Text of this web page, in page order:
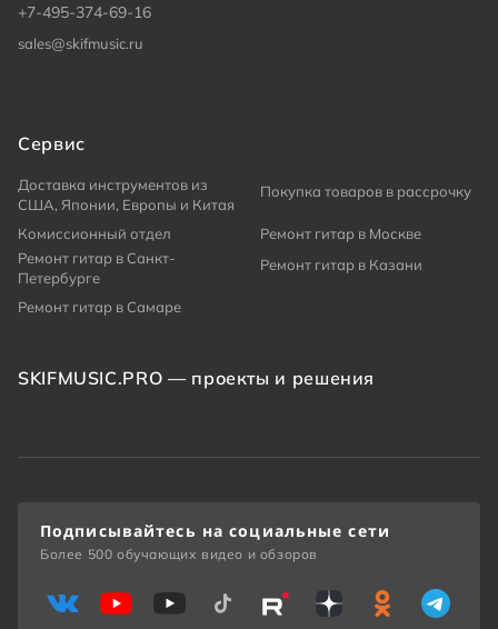
+7-495-374-69-16
sales@skifmusic.ru
Сервис
Доставка инструментов из
США, Японии, Европы и Китая
Покупка товаров в рассрочку
Комиссионный отдел
Ремонт гитар в Москве
Ремонт гитар в Санкт-
Петербурге
Ремонт гитар в Казани
Ремонт гитар в Самаре
SKIFMUSIC.PRO — проекты и решения
Подписывайтесь на социальные сети
Более 500 обучающих видео и обзоров